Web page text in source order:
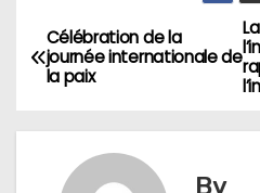
Navigation
de
l’article
Célébration de la
journée internationale de
la paix
By